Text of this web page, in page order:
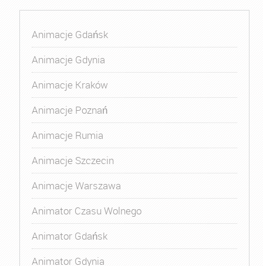
Animacje Gdańsk
Animacje Gdynia
Animacje Kraków
Animacje Poznań
Animacje Rumia
Animacje Szczecin
Animacje Warszawa
Animator Czasu Wolnego
Animator Gdańsk
Animator Gdynia